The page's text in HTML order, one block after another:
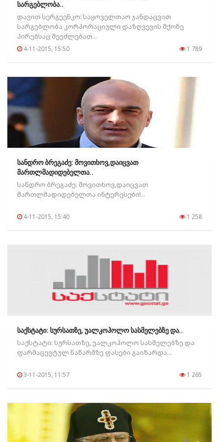
სარგებლობა..
დავით სერგეენკო: საყოველთაო ჯანდაცვით
სარგებლობა კორპორაციული დაზღვევის მქონე
პირებსაც შეეძლებათ...
4-11-2015, 15:50 1 789
სანდრო ბრეგაძე: მოვითხოვ,დაიცვათ
მართლმადიდებელთა..
სანდრო ბრეგაძე: მოვითხოვ,დაიცვათ
მართლმადიდებელთა ინტერესები!...
4-11-2015, 15:40 1 258
საქსტატი: სურსათზე, უალკოჰოლო სასმელებზე და..
საქსტატი: სურსათზე, უალკოჰოლო სასმელებზე და
ფარმაცევტულ ნაწარმზე ფასები გაიზარდა...
3-11-2015, 11:57 1 265